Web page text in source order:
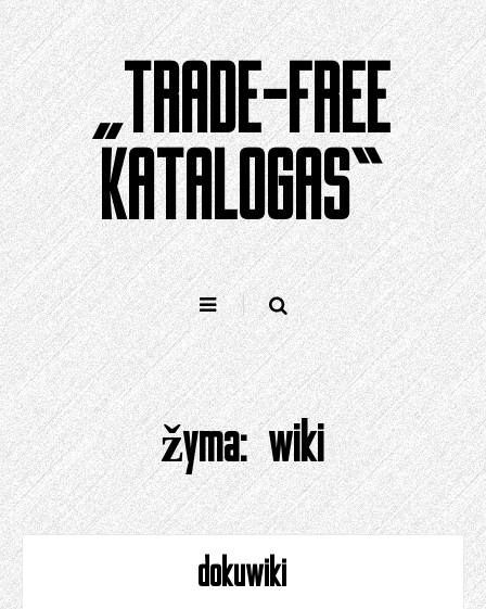
Pereiti
prie
turinio
„TRADE-FREE
KATALOGAS“
žyma:wiki
dokuwiki